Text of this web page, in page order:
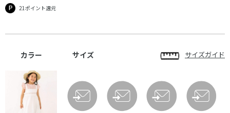
21ポイント還元
カラー サイズ サイズガイド